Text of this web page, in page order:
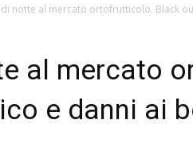
notte al mercato ortofrutticolo. Black
al mercato
e danni ai